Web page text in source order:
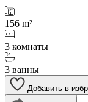
156 m²
3 комнаты
3 ванны
Добавить в